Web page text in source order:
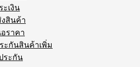
เงิน
สินค้า
ราคา
ะกันสินค้าเพิ่ม
ระกัน